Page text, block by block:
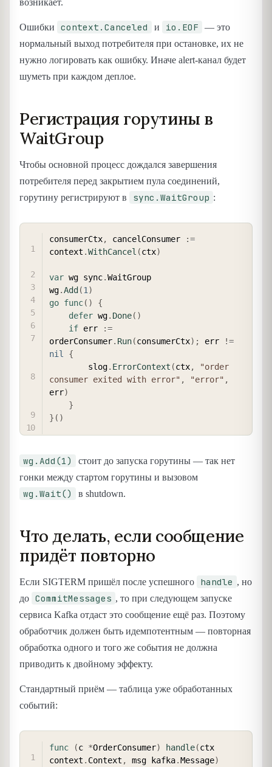
Ошибки context.Canceled и io.EOF
— это
нормальный выход потребителя при остановке, их не
нужно логировать как ошибку. Иначе alert-канал будет
шуметь при каждом деплое.
Регистрация горутины в
WaitGroup
Чтобы основной процесс дождался завершения
потребителя перед закрытием пула соединений,
горутину регистрируют в
sync.WaitGroup :
consumerCtx, cancelConsumer
:=
context .WithCancel (ctx)
var wg sync.WaitGroup
wg.Add (1)
go func( )
{
defer wg. Done( )
if err
:=
orderConsumer. Run(consumerCtx) ; err
!=
nil
{
        slog
. ErrorContext (ctx,
"order
consumer exited with error" , "error" ,
err)
}
} ( )
wg.Add(1)
стоит до запуска горутины — так нет
гонки между стартом горутины и вызовом
wg.Wait() в shutdown.
Что делать, если сообщение
придёт повторно
Если SIGTERM пришёл после успешного handle , но
до CommitMessages , то при следующем запуске
сервиса Kafka отдаст это сообщение ещё раз. Поэтому
обработчик должен быть идемпотентным — повторная
обработка одного и того же события не должна
приводить к двойному эффекту.
Стандартный приём — таблица уже обработанных
событий:
func (c *OrderConsumer) handle(ctx
context . Context , msg kafka.Message)